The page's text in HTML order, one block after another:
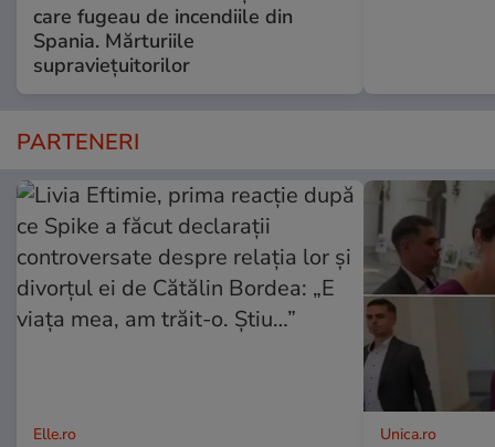
care fugeau de incendiile din
Spania. Mărturiile
supraviețuitorilor
PARTENERI
Elle.ro Unica.ro